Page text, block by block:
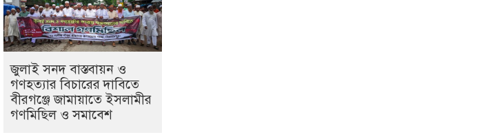
জুলাই সনদ বাস্তবায়ন ও
গণহত্যার বিচারের দাবিতে
বীরগঞ্জে জামায়াতে ইসলামীর
গণমিছিল ও সমাবেশ